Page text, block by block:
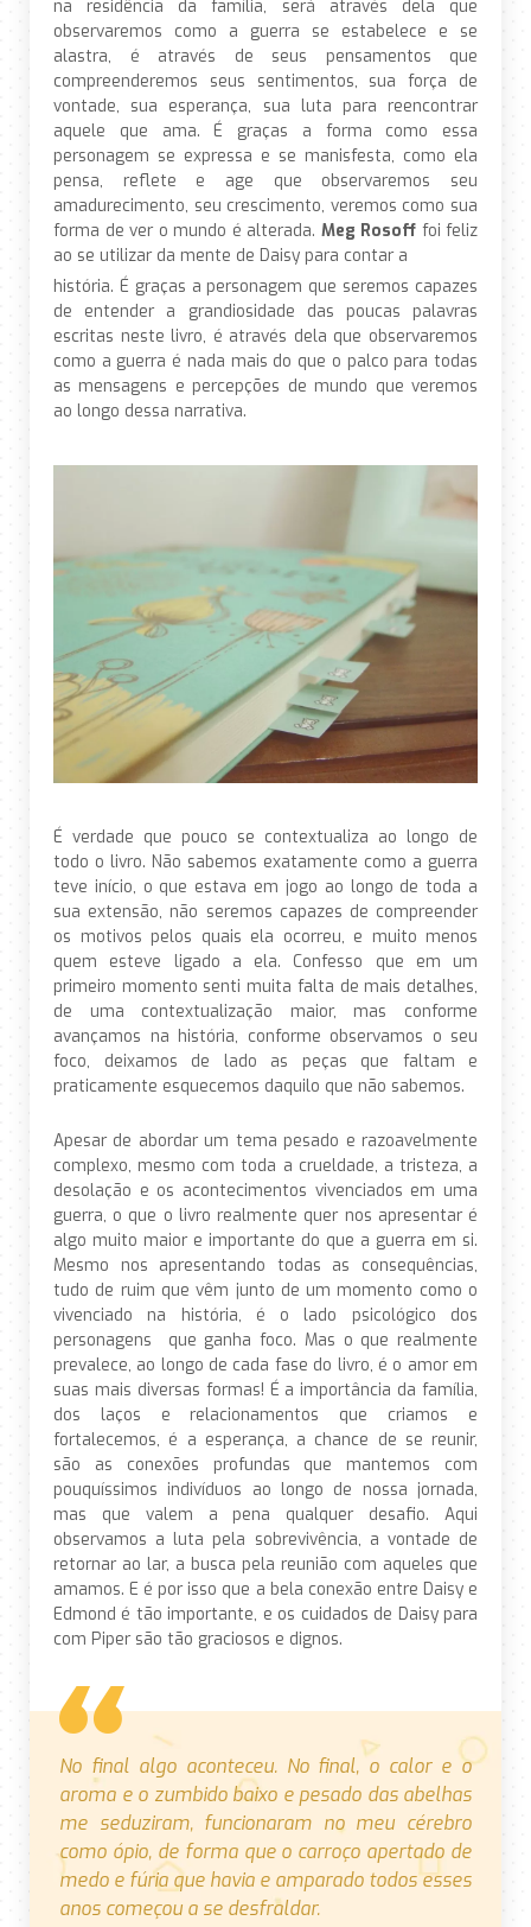
na residência da família, será através dela que
observaremos como a guerra se estabelece e se
alastra, é através de seus pensamentos que
compreenderemos seus sentimentos, sua força de
vontade, sua esperança, sua luta para reencontrar
aquele que ama. É graças a forma como essa
personagem se expressa e se manisfesta, como ela
pensa, reflete e age que observaremos seu
amadurecimento, seu crescimento, veremos como sua
forma de ver o mundo é alterada. Meg Rosoff foi feliz
ao se utilizar da mente de Daisy para contar a
história. É graças a personagem que seremos capazes
de entender a grandiosidade das poucas palavras
escritas neste livro, é através dela que observaremos
como a guerra é nada mais do que o palco para todas
as mensagens e percepções de mundo que veremos
ao longo dessa narrativa.
É verdade que pouco se contextualiza ao longo de
todo o livro. Não sabemos exatamente como a guerra
teve início, o que estava em jogo ao longo de toda a
sua extensão, não seremos capazes de compreender
os motivos pelos quais ela ocorreu, e muito menos
quem esteve ligado a ela. Confesso que em um
primeiro momento senti muita falta de mais detalhes,
de uma contextualização maior, mas conforme
avançamos na história, conforme observamos o seu
foco, deixamos de lado as peças que faltam e
praticamente esquecemos daquilo que não sabemos.
Apesar de abordar um tema pesado e razoavelmente
complexo, mesmo com toda a crueldade, a tristeza, a
desolação e os acontecimentos vivenciados em uma
guerra, o que o livro realmente quer nos apresentar é
algo muito maior e importante do que a guerra em si.
Mesmo nos apresentando todas as consequências,
tudo de ruim que vêm junto de um momento como o
vivenciado na história, é o lado psicológico dos
personagens que ganha foco. Mas o que realmente
prevalece, ao longo de cada fase do livro, é o amor em
suas mais diversas formas! É a importância da família,
dos laços e relacionamentos que criamos e
fortalecemos, é a esperança, a chance de se reunir,
são as conexões profundas que mantemos com
pouquíssimos indivíduos ao longo de nossa jornada,
mas que valem a pena qualquer desafio. Aqui
observamos a luta pela sobrevivência, a vontade de
retornar ao lar, a busca pela reunião com aqueles que
amamos. E é por isso que a bela conexão entre Daisy e
Edmond é tão importante, e os cuidados de Daisy para
com Piper são tão graciosos e dignos.
No final algo aconteceu. No final, o calor e o
aroma e o zumbido baixo e pesado das abelhas
me seduziram, funcionaram no meu cérebro
como ópio, de forma que o carroço apertado de
medo e fúria que havia e amparado todos esses
anos começou a se desfraldar.